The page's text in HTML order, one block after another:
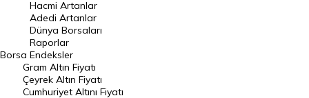
Hacmi Artanlar
Geçmiş Kapanışlar
Dünya Borsaları
Raporlar
Endeksler
Borsa
Hacmi Artanlar
Adedi Artanlar
Dünya Borsaları
Raporlar
Endeksler
Gram Altın Fiyatı
Çeyrek Altın Fiyatı
Cumhuriyet Altını Fiyatı